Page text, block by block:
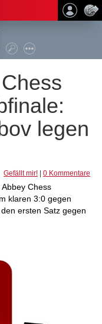
legen
Gefällt mir! 0 Kommentare
Chess
klaren 3:0 gegen
ersten Satz gegen